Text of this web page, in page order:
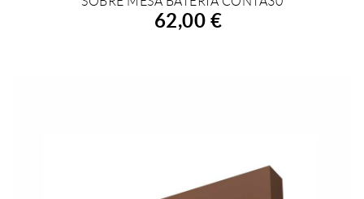
AÑADIR A LA COMPRA
62,00 €